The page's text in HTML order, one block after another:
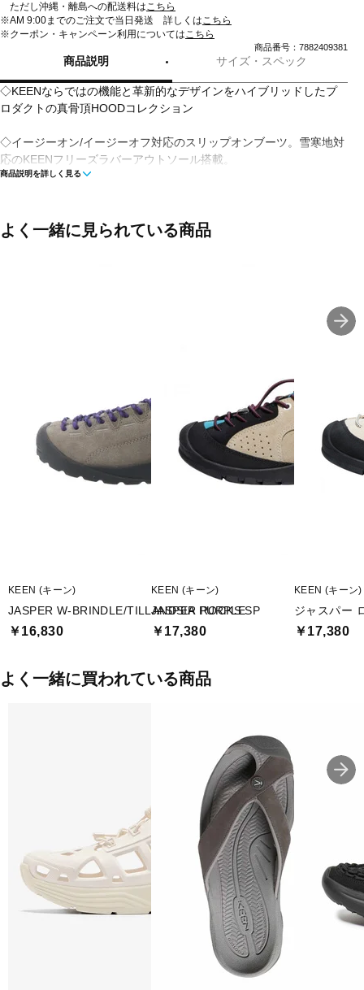
ただし沖縄・離島への配送料はこちら
※AM 9:00までのご注文で当日発送 詳しくはこちら
※クーポン・キャンペーン利用についてはこちら
商品番号：7882409381
商品説明 サイズ・スペック
◇KEENならではの機能と革新的なデザインをハイブリッドしたプ
ロダクトの真骨頂HOODコレクション
◇イージーオン/イージーオフ対応のスリップオンブーツ。雪寒地対
応のKEENフリーズラバーアウトソール搭載。
■生産国：ベトナム
商品説明を詳しく見る
よく一緒に見られている商品
KEEN (キーン)
JASPER W-BRINDLE/TILLANDSIA PURPLE
￥16,830
KEEN (キーン)
JASPER ROCKS SP
￥17,380
KEEN (キーン)
ジャスパー
￥17,380
よく一緒に買われている商品